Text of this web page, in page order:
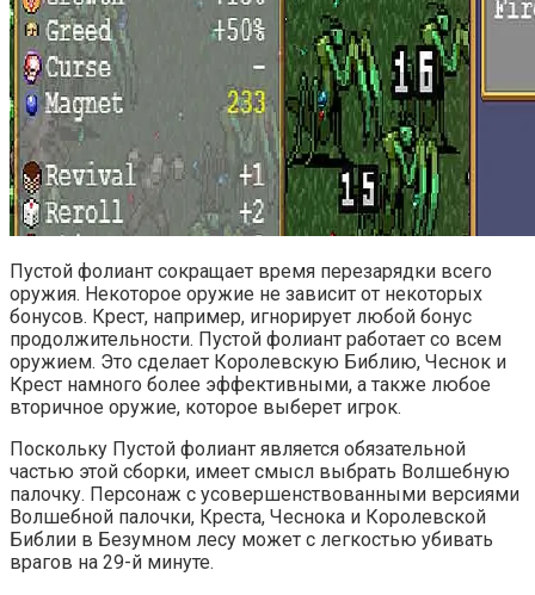
Пустой фолиант сокращает время перезарядки всего
оружия. Некоторое оружие не зависит от некоторых
бонусов. Крест, например, игнорирует любой бонус
продолжительности. Пустой фолиант работает со всем
оружием. Это сделает Королевскую Библию, Чеснок и
Крест намного более эффективными, а также любое
вторичное оружие, которое выберет игрок.
Поскольку Пустой фолиант является обязательной
частью этой сборки, имеет смысл выбрать Волшебную
палочку. Персонаж с усовершенствованными версиями
Волшебной палочки, Креста, Чеснока и Королевской
Библии в Безумном лесу может с легкостью убивать
врагов на 29-й минуте.